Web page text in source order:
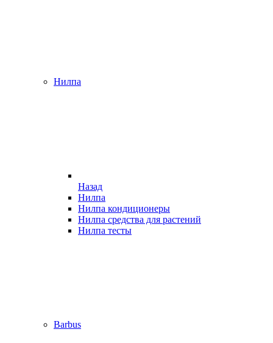
Нилпа
Назад
Нилпа
Нилпа кондиционеры
Нилпа средства для растений
Нилпа тесты
Barbus